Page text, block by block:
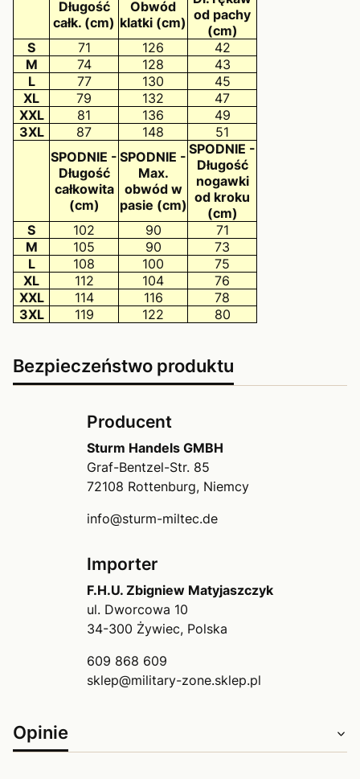
Długość
całk. (cm)
Obwód
klatki (cm) od pachy
(cm)
S
71 126
42
M
74 128
43
L
77 130
45
XL
79 132
47
XXL
81 136
49
3XL
87 148
51
SPODNIE -
Długość
całkowita
(cm)
SPODNIE -
Max.
obwód w
pasie (cm)
SPODNIE -
Długość
nogawki
od kroku
(cm)
S
102 90
71
M
105 90
73
L
108 100
75
XL
112 104
76
XXL
114 116
78
3XL
119 122 80
Bezpieczeństwo produktu
Producent
Sturm Handels GMBH
Graf-Bentzel-Str. 85
72108 Rottenburg, Niemcy
info@sturm-miltec.de
Importer
F.H.U. Zbigniew Matyjaszczyk
ul. Dworcowa 10
34-300 Żywiec, Polska
609 868 609
sklep@military-zone.sklep.pl
Opinie